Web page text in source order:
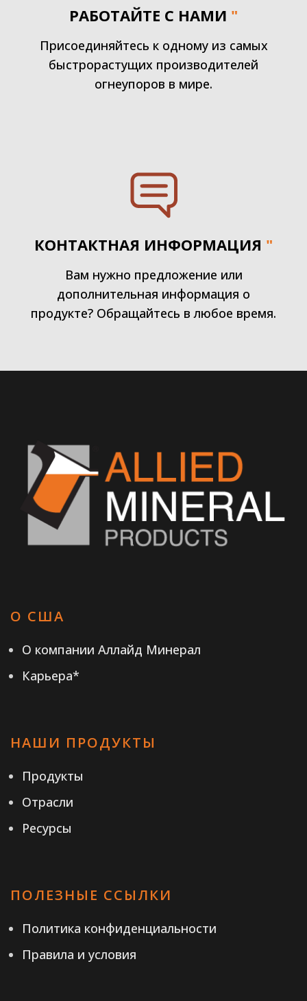
РАБОТАЙТЕ С НАМИ "
Присоединяйтесь к одному из самых
быстрорастущих производителей
огнеупоров в мире.
КОНТАКТНАЯ ИНФОРМАЦИЯ "
Вам нужно предложение или
дополнительная информация о
продукте? Обращайтесь в любое время.
О США
О компании Аллайд Минерал
Карьера*
НАШИ ПРОДУКТЫ
Продукты
Отрасли
Ресурсы
ПОЛЕЗНЫЕ ССЫЛКИ
Политика конфиденциальности
Правила и условия